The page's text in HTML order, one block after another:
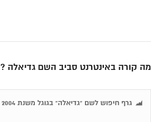
מה קורה באינטרנט סביב השם גדיאלה ?
גרף חיפוש לשם "גדיאלה" בגוגל משנת 2004